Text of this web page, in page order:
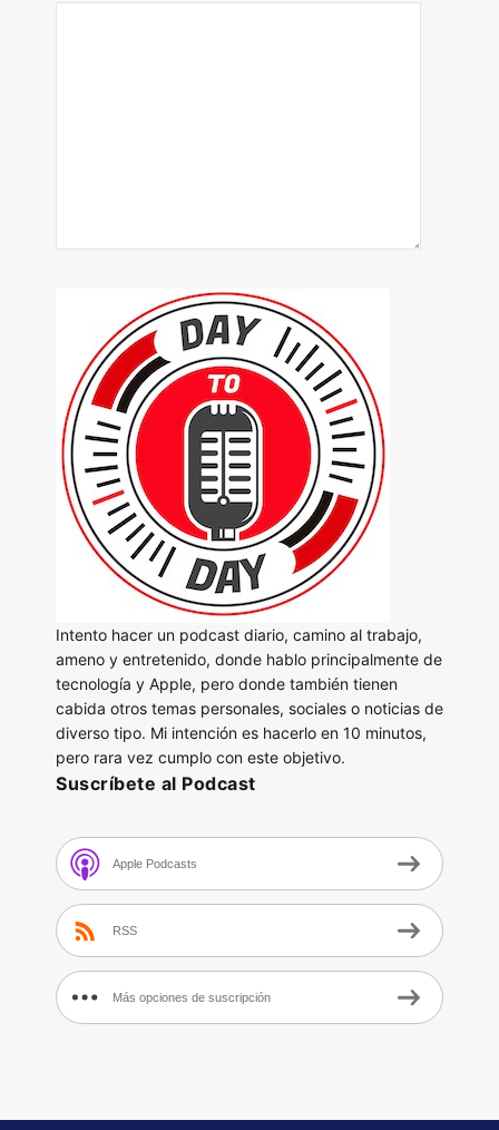
Intento hacer un podcast diario, camino al trabajo,
ameno y entretenido, donde hablo principalmente de
tecnología y Apple, pero donde también tienen
cabida otros temas personales, sociales o noticias de
diverso tipo. Mi intención es hacerlo en 10 minutos,
pero rara vez cumplo con este objetivo.
Suscríbete al Podcast
Apple Podcasts
RSS
Más opciones de suscripción